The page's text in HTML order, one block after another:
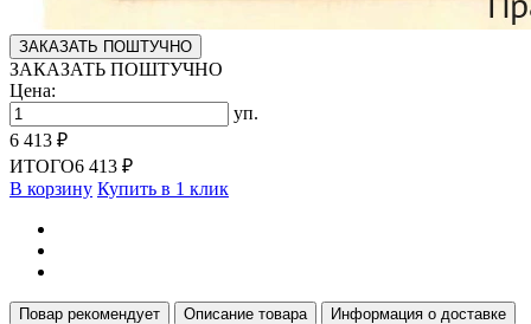
ЗАКАЗАТЬ ПОШТУЧНО
ЗАКАЗАТЬ ПОШТУЧНО
Цена:
уп.
6 413 ₽
ИТОГО6 413 ₽
В корзину Купить в 1 клик
Повар рекомендует Описание товара Информация о доставке